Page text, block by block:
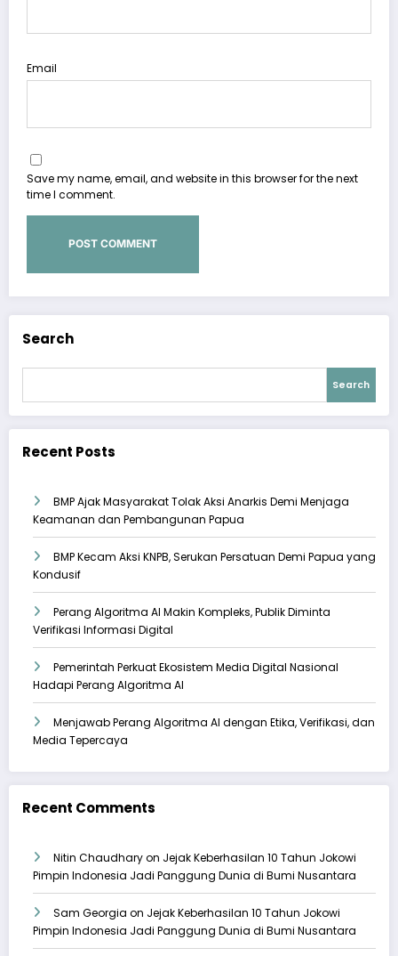
Email
Save my name, email, and website in this browser for the next
time I comment.
Search
Search
Recent Posts
BMP Ajak Masyarakat Tolak Aksi Anarkis Demi Menjaga
Keamanan dan Pembangunan Papua
BMP Kecam Aksi KNPB, Serukan Persatuan Demi Papua yang
Kondusif
Perang Algoritma AI Makin Kompleks, Publik Diminta
Verifikasi Informasi Digital
Pemerintah Perkuat Ekosistem Media Digital Nasional
Hadapi Perang Algoritma AI
Menjawab Perang Algoritma AI dengan Etika, Verifikasi, dan
Media Tepercaya
Recent Comments
Nitin Chaudharyon Jejak Keberhasilan 10 Tahun Jokowi
Pimpin Indonesia Jadi Panggung Dunia di Bumi Nusantara
Sam Georgia on Jejak Keberhasilan 10 Tahun Jokowi
Pimpin Indonesia Jadi Panggung Dunia di Bumi Nusantara